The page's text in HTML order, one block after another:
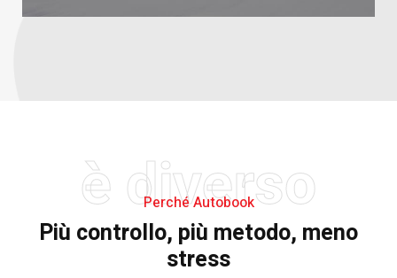
è diverso
Perché Autobook
Più controllo, più metodo, meno
stress